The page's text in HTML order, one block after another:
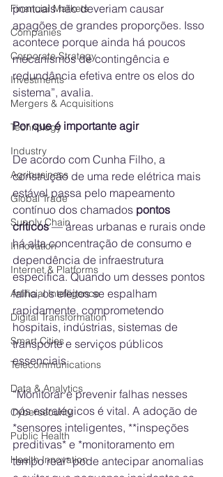
Financial Markets
Companies
Corporate Strategy
Investments
Mergers & Acquisitions
Technology
Industry
Agribusiness
Global Trade
Supply Chain
Innovation
Internet & Platforms
Artificial Intelligence
Digital Transformation
Smart Cities
Telecommunications
Data & Analytics
Cybersecurity
Public Health
Health Innovation
pontuais não deveriam causar
apagões de grandes proporções. Isso
acontece porque ainda há poucos
mecanismos de contingência e
redundância efetiva entre os elos do
sistema”, avalia.
Por que é importante agir
De acordo com Cunha Filho, a
construção de uma rede elétrica mais
estável passa pelo mapeamento
contínuo dos chamados pontos
críticos — áreas urbanas e rurais onde
há alta concentração de consumo e
dependência de infraestrutura
específica. Quando um desses pontos
falha, os efeitos se espalham
rapidamente, comprometendo
hospitais, indústrias, sistemas de
transporte e serviços públicos
essenciais.
“Monitorar e prevenir falhas nesses
nós estratégicos é vital. A adoção de
*sensores inteligentes, **inspeções
preditivas* e *monitoramento em
tempo real* pode antecipar anomalias